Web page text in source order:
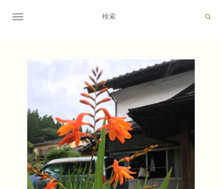
ナビゲーション切り替え